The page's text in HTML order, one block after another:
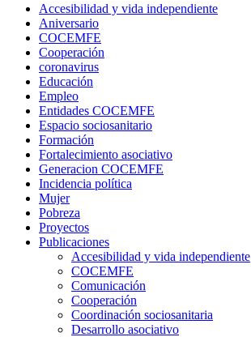
Accesibilidad y vida independiente
Aniversario
COCEMFE
Cooperación
coronavirus
Educación
Empleo
Entidades COCEMFE
Espacio sociosanitario
Formación
Fortalecimiento asociativo
Generacion COCEMFE
Incidencia política
Mujer
Pobreza
Proyectos
Publicaciones
Accesibilidad y vida independiente
COCEMFE
Comunicación
Cooperación
Coordinación sociosanitaria
Desarrollo asociativo